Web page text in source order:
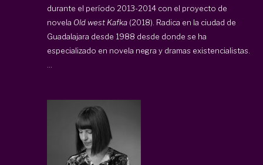
durante el período 2013-2014 con el proyecto de
novela Old west Kafka (2018). Radica en la ciudad de
Guadalajara desde 1988 desde donde se ha
especializado en novela negra y dramas existencialistas.
...